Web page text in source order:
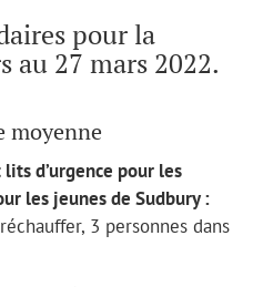
pour la
au 27 mars 2022.
moyenne
d’urgence pour les
les jeunes de Sudbury :
3 personnes dans